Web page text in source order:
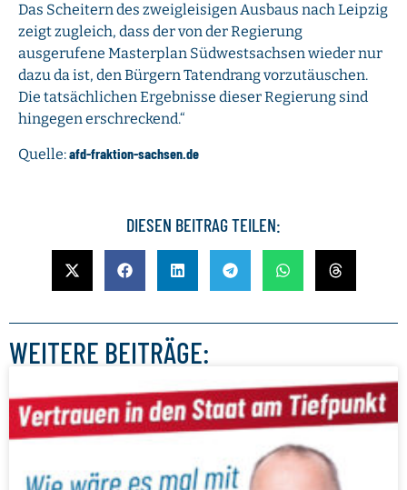
Das Scheitern des zweigleisigen Ausbaus nach Leipzig
zeigt zugleich, dass der von der Regierung
ausgerufene Masterplan Südwestsachsen wieder nur
dazu da ist, den Bürgern Tatendrang vorzutäuschen.
Die tatsächlichen Ergebnisse dieser Regierung sind
hingegen erschreckend.“
Quelle:afd-fraktion-sachsen.de
DIESEN BEITRAG TEILEN:
WEITERE BEITRÄGE: